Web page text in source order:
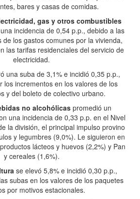
bares y casas de comidas.
gas y otros combustibles
incidencia de 0,54 p.p., debido a las
de los gastos comunes por la vivienda,
las tarifas residenciales del servicio de
electricidad.
una suba de 3,1% e incidió 0,35 p.p.,
los incrementos en los valores de los
y del boleto de colectivo urbano.
no alcohólicas promedió un
una incidencia de 0,33 p.p. en el Nivel
la división, el principal impulso provino
y legumbres (9,0%). Le siguieron en
lácteos y huevos (2,2%) y Pan
y cereales (1,6%).
se elevó 5,8% e incidió 0,30 p.p.,
subas en los valores de los paquetes
por motivos estacionales.